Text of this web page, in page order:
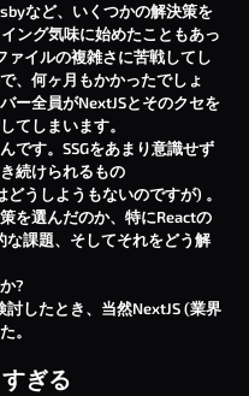
など、いくつかの解決策を
ング気味に始めたこともあっ
ァイルの複雑さに苦戦してし
、何ヶ月もかかったでしょ
ー全員がNextJSとそのクセを
てしまいます。
です。SSGをあまり意識せず
続けられるもの
うしようもないのですが) 。
を選んだのか、特にReactの
課題、そしてそれをどう解
?
討したとき、当然NextJS (業界
。
ぎる